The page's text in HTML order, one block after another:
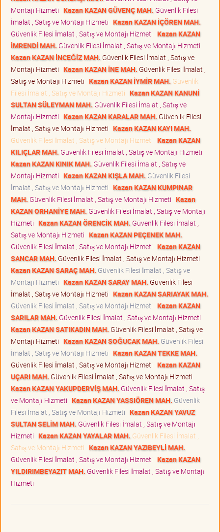
Montajı Hizmeti Kazan KAZAN GÜVENÇ MAH. Güvenlik Filesi
İmalat , Satış ve Montajı Hizmeti Kazan KAZAN İÇÖREN MAH.
Güvenlik Filesi İmalat , Satış ve Montajı Hizmeti Kazan KAZAN
İMRENDİ MAH. Güvenlik Filesi İmalat , Satış ve Montajı Hizmeti
Kazan KAZAN İNCEĞİZ MAH. Güvenlik Filesi İmalat , Satış ve
Montajı Hizmeti Kazan KAZAN İNE MAH. Güvenlik Filesi İmalat ,
Satış ve Montajı Hizmeti Kazan KAZAN İYMİR MAH. Güvenlik
Filesi İmalat , Satış ve Montajı Hizmeti Kazan KAZAN KANUNİ
SULTAN SÜLEYMAN MAH. Güvenlik Filesi İmalat , Satış ve
Montajı Hizmeti Kazan KAZAN KARALAR MAH. Güvenlik Filesi
İmalat , Satış ve Montajı Hizmeti Kazan KAZAN KAYI MAH.
Güvenlik Filesi İmalat , Satış ve Montajı Hizmeti Kazan KAZAN
KILIÇLAR MAH. Güvenlik Filesi İmalat , Satış ve Montajı Hizmeti
Kazan KAZAN KINIK MAH. Güvenlik Filesi İmalat , Satış ve
Montajı Hizmeti Kazan KAZAN KIŞLA MAH. Güvenlik Filesi
İmalat , Satış ve Montajı Hizmeti Kazan KAZAN KUMPINAR
MAH. Güvenlik Filesi İmalat , Satış ve Montajı Hizmeti Kazan
KAZAN ORHANİYE MAH. Güvenlik Filesi İmalat , Satış ve Montajı
Hizmeti Kazan KAZAN ÖRENCİK MAH. Güvenlik Filesi İmalat ,
Satış ve Montajı Hizmeti Kazan KAZAN PEÇENEK MAH.
Güvenlik Filesi İmalat , Satış ve Montajı Hizmeti Kazan KAZAN
SANCAR MAH. Güvenlik Filesi İmalat , Satış ve Montajı Hizmeti
Kazan KAZAN SARAÇ MAH. Güvenlik Filesi İmalat , Satış ve
Montajı Hizmeti Kazan KAZAN SARAY MAH. Güvenlik Filesi
İmalat , Satış ve Montajı Hizmeti Kazan KAZAN SARIAYAK MAH.
Güvenlik Filesi İmalat , Satış ve Montajı Hizmeti Kazan KAZAN
SARILAR MAH. Güvenlik Filesi İmalat , Satış ve Montajı Hizmeti
Kazan KAZAN SATIKADIN MAH. Güvenlik Filesi İmalat , Satış ve
Montajı Hizmeti Kazan KAZAN SOĞUCAK MAH. Güvenlik Filesi
İmalat , Satış ve Montajı Hizmeti Kazan KAZAN TEKKE MAH.
Güvenlik Filesi İmalat , Satış ve Montajı Hizmeti Kazan KAZAN
UÇARI MAH. Güvenlik Filesi İmalat , Satış ve Montajı Hizmeti
Kazan KAZAN YAKUPDERVİŞ MAH. Güvenlik Filesi İmalat , Satış
ve Montajı Hizmeti Kazan KAZAN YASSIÖREN MAH. Güvenlik
Filesi İmalat , Satış ve Montajı Hizmeti Kazan KAZAN YAVUZ
SULTAN SELİM MAH. Güvenlik Filesi İmalat , Satış ve Montajı
Hizmeti Kazan KAZAN YAYALAR MAH. Güvenlik Filesi İmalat ,
Satış ve Montajı Hizmeti Kazan KAZAN YAZIBEYLİ MAH.
Güvenlik Filesi İmalat , Satış ve Montajı Hizmeti Kazan KAZAN
YILDIRIMBEYAZIT MAH. Güvenlik Filesi İmalat , Satış ve Montajı
Hizmeti